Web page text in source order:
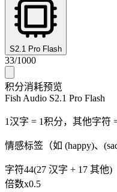
S2.1 Pro Flash
33/1000
积分消耗预览
Fish Audio S2.1 Pro Flash
1汉字 = 1积分，其他字符
情感标签（如 (happy)、
字符44(27 汉字 + 17 其他)
倍数x0.5